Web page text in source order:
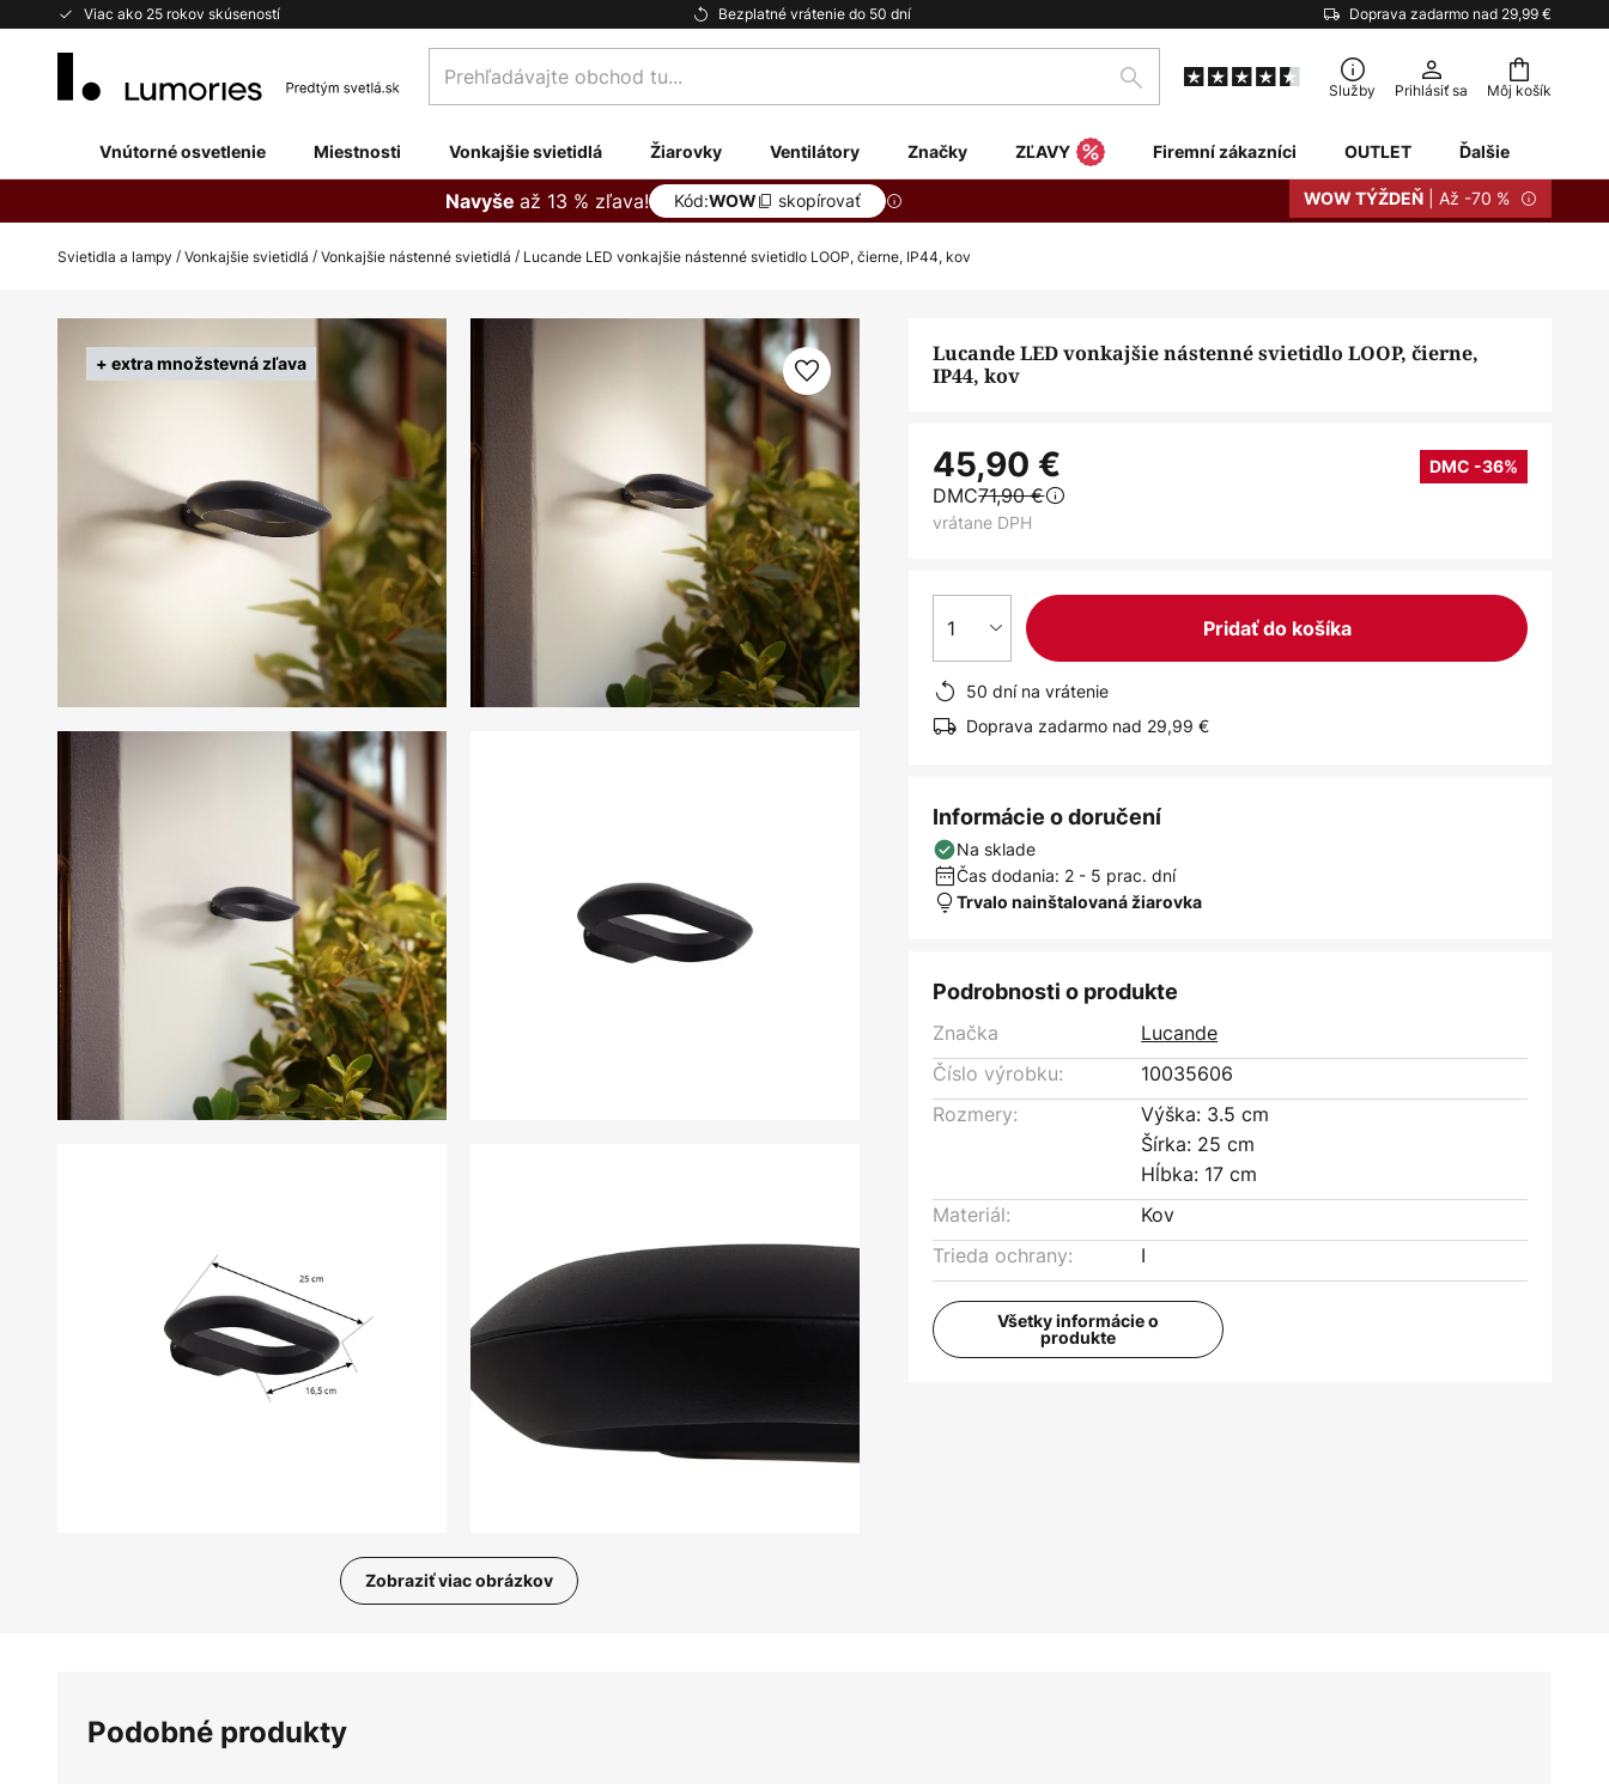
Viac ako 25 rokov skúseností Bezplatné vrátenie do 50 dní Doprava zadarmo nad 29,99 €
Skip
Môj košík
Prehľadávajte
obchod
Hľadať Služby Prihlásiť sa
Vnútorné osvetlenie Miestnosti Vonkajšie svietidlá Žiarovky Ventilátory Značky ZĽAVY Firemní zákazníci OUTLET Ďalšie
Navyše až 13 % zľava! Kód:WOW skopírovať WOW TÝŽDEŇ | Až -70 %
Svietidla a lampy Vonkajšie svietidlá Vonkajšie nástenné svietidlá Lucande LED vonkajšie nástenné svietidlo LOOP, čierne, IP44, kov
+ extra množstevná zľava
Zobraziť viac obrázkov
obrázkov
Lucande LED vonkajšie nástenné svietidlo LOOP, čierne,
IP44, kov
45,90 € DMC -36%
DMC71,90 €
vrátane DPH
1 Pridať do košíka
50 dní na vrátenie
Doprava zadarmo nad 29,99 €
Informácie o doručení
Na sklade
Čas dodania: 2 - 5 prac. dní
Trvalo nainštalovaná žiarovka
Podrobnosti o produkte
Značka
Lucande
Číslo výrobku:
10035606
Rozmery:
Výška: 3.5 cm
Šírka: 25 cm
Hĺbka: 17 cm
Materiál:
Kov
Trieda ochrany:
I
Všetky informácie o
produkte
Podobné produkty